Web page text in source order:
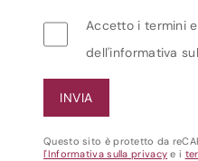
Accetto i termini
dell'informativa
Questo sito è protetto da
l'Informativa sulla privacy e i